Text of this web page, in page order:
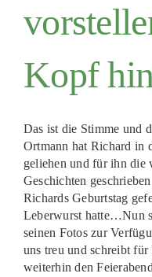
Kopf
Das ist die Stimme und
Ortmann hat Richard in
geliehen und für ihn die
Geschichten
Richards Geburtstag
Leberwurst hatte…Nun
seinen Fotos zur
uns treu und schreibt
weiterhin den